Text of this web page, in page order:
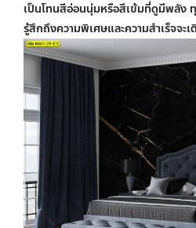
เป็นโทนสีอ่อนนุ่มหรือสีเข้มที่ดูมีพลัง
รู้สึกถึงความพิเศษและความสำเร็จจะเ